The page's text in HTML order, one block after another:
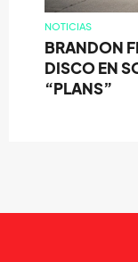
NOTICIAS
BRANDON
DISCO EN
“PLANS”